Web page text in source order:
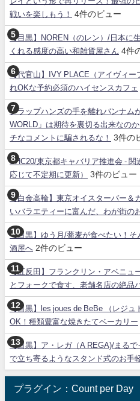
戦いを楽しもう！
4件のビュー
【目黒】NOREN（のレン）/日本に
くれる感度の高い和雑貨屋さん
4件
【代官山】IVY PLACE（アイヴィ
れOKな予約必須のハイセンスカフェ
クラップハンズの手を離れバンナム
WORLD」は期待を裏切る出来なの
チなコメントに騙されるな！
3件の
SHC20/東京都キャバリア推進会 -
応じて不定期に更新）
3件のビュー
【白金高輪】東京オイスターバー＆
いバラエティーに富んだ、わが街の
【目黒】ゆう月/蕎麦が食べたい！
酒屋へ 2件のビュー
【五反田】フランクリン・アベニュ
とフォークで食す、老舗名店の絶品
【目黒】les joues de BeBe （レジ
OK！種類豊富な焼きたてベーカリー
【目黒】ア・レガ（A REGA)/まる
で立ち寄るようなスタンド式のお手
プラグイン：Count per Day